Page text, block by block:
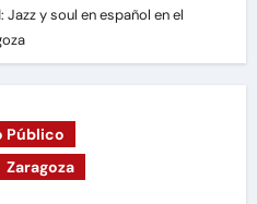
Jazz y soul en español en el
Público
Zaragoza